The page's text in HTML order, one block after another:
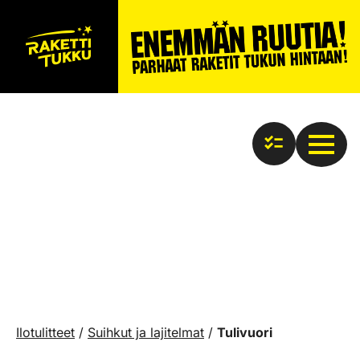
Ilotulitteet / Suihkut ja lajitelmat / Tulivuori